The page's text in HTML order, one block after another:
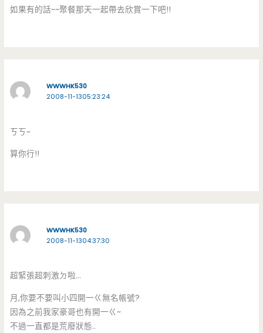
如果有的話~~聚餐那天一起帶去欣賞一下吧!!
WWWHK530
2008-11-1305:23:24
ㄎㄎ~
算你行!!
WWWHK530
2008-11-1304:37:30
超緊張超刺激ㄉ啦…
月,你要不要叫小四開一ㄍ無名帳號?
因為之前我家豪哥也有開一ㄍ~
不過一直都是荒廢狀態..